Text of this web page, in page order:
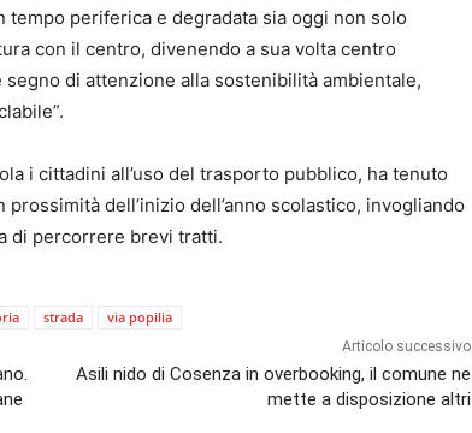
periferica e degradata sia oggi non solo
con il centro, divenendo a sua volta centro
di attenzione alla sostenibilità ambientale,
i cittadini all’uso del trasporto pubblico, ha tenuto
dell’inizio dell’anno scolastico, invogliando
di percorrere brevi tratti.
strada via popilia
Articolo successivo
Asili nido di Cosenza in overbooking, il comune ne
mette a disposizione altri